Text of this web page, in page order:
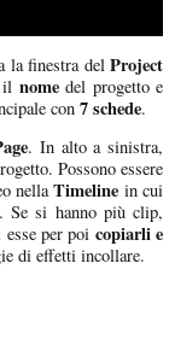
la finestra delProject
nomedel progetto e
con 7 schede.
. In alto a sinistra,
Possono essere
nellaTimeline in cui
Se si hanno più clip,
per poi copiarli e
di effetti incollare.